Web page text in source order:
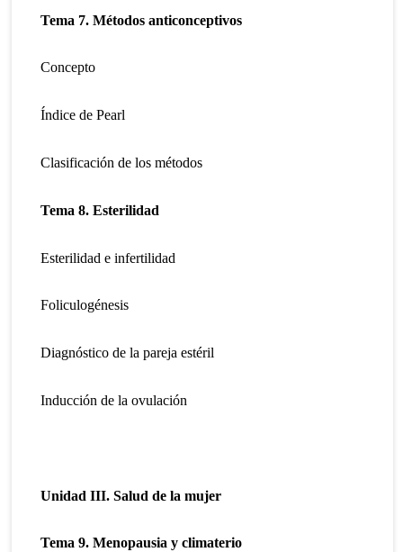
Tema 7. Métodos anticonceptivos
Concepto
Índice de Pearl
Clasificación de los métodos
Tema 8. Esterilidad
Esterilidad e infertilidad
Foliculogénesis
Diagnóstico de la pareja estéril
Inducción de la ovulación
Unidad III. Salud de la mujer
Tema 9. Menopausia y climaterio